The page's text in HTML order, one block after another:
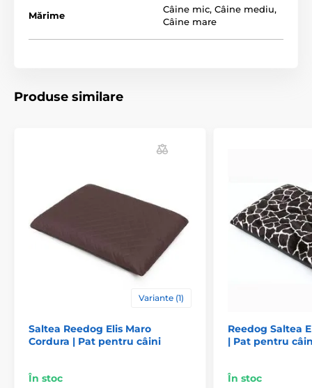
salteaua potrivită pentru câinele dvs. (*Saltelele
noastre Reedog sunt cusute manual, astfel că
Specificațiile tehnice se pot modifica fără notificare
Produsul este inclus în categoria
Paturi și culcușuri pentru câini
Pentru câini mici
Pentru câini de talie medie
Mărime
Câine mic, Câine mediu,
Câine mare
Produse similare
Variante (1)
Saltea Reedog Elis Maro
Cordura | Pat pentru câini
În stoc
Reedog Saltea
| Pat pentru
În stoc